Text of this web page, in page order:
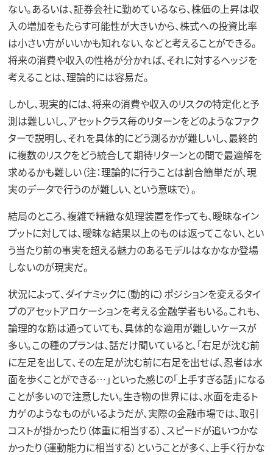
ない。あるいは、証券会社に勤めているなら、株価の上昇は収
入の増加をもたらす可能性が大きいから、株式への投資比率
は小さい方がいいかも知れない、などと考えることができる。
将来の消費や収入の性格が分かれば、それに対するヘッジを
考えることは、理論的には容易だ。
しかし、現実的には、将来の消費や収入のリスクの特定化と予
測は難しいし、アセットクラス毎のリターンをどのようなファク
ターで説明し、それを具体的にどう測るかが難しいし、最終的
に複数のリスクをどう統合して期待リターンとの間で最適解を
求めるかも難しい（注：理論的に行うことは割合簡単だが、現
実のデータで行うのが難しい、という意味で）。
結局のところ、複雑で精緻な処理装置を作っても、曖昧なイン
プットに対しては、曖昧な結果以上のものは返ってこない、とい
う当たり前の事実を超える魅力のあるモデルはなかなか登場
しないのが現実だ。
状況によって、ダイナミックに（動的に）ポジションを変えるタイ
プのアセットアロケーションを考える金融学者もいる。これも、
論理的な筋は通っていても、具体的な適用が難しいケースが
多い。この種のプランは、話だけ聞いていると、「右足が沈む前
に左足を出して、その左足が沈む前に右足を出せば、忍者は水
面を歩くことができる…」といった感じの「上手すぎる話」になる
ことが多いので注意したい。生き物の世界には、水面を走るト
カゲのようなものがいるようだが、実際の金融市場では、取引
コストが掛かったり（体重に相当する）、スピードが追いつかな
かったり（運動能力に相当する）ということが多く、上手く行かな